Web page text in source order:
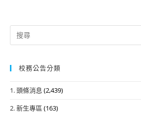
Search
for:
校務公告分類
1. 頭條消息 (2,439)
2. 新生專區 (163)